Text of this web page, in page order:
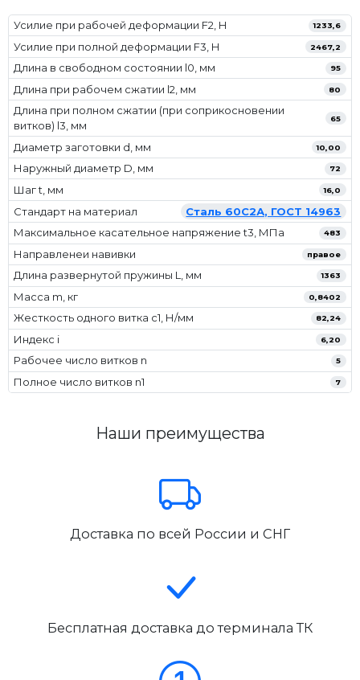
Усилие при рабочей деформации F2, Н 1233,6
Усилие при полной деформации F3, Н 2467,2
Длина в свободном состоянии l0, мм 95
Длина при рабочем сжатии l2, мм 80
Длина при полном сжатии (при соприкосновении
витков) l3, мм
65
Диаметр заготовки d, мм 10,00
Наружный диаметр D, мм 72
Шаг t, мм 16,0
Стандарт на материал
Сталь 60С2А, ГОСТ 14963
Максимальное касательное напряжение t3, МПа
483
Направленеи навивки правое
Длина развернутой пружины L, мм 1363
Масса m, кг 0,8402
Жесткость одного витка c1, Н/мм 82,24
Индекс i 6,20
Рабочее число витков n 5
Полное число витков n1 7
Наши преимущества
Доставка по всей России и СНГ
Бесплатная доставка до терминала ТК